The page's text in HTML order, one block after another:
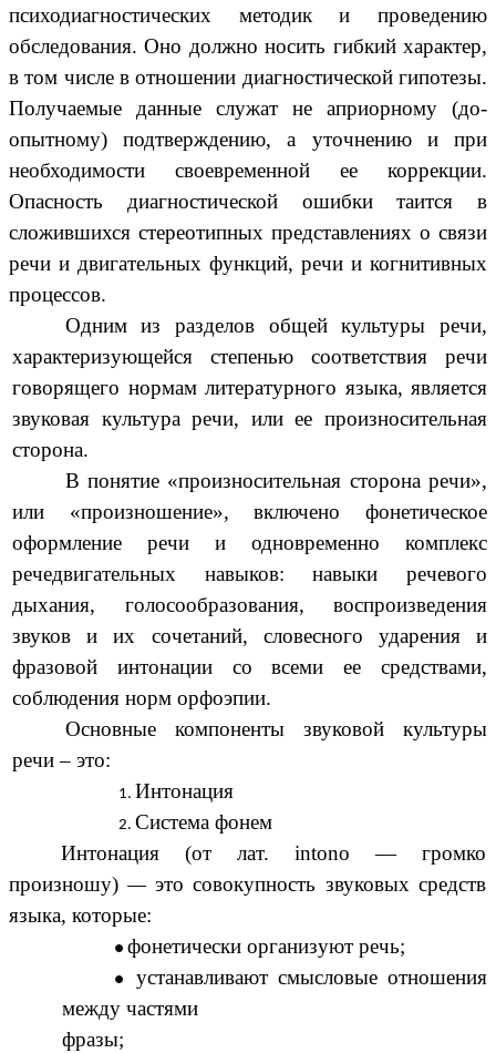
психодиагностических методик и проведению
обследования. Оно должно носить гибкий характер,
в том числе в отношении диагностической гипотезы.
Получаемые данные служат не априорному (до-
опытному) подтверждению, а уточнению и при
необходимости своевременной ее коррекции.
Опасность диагностической ошибки таится в
сложившихся стереотипных представлениях о связи
речи и двигательных функций, речи и когнитивных
процессов.
Одним из разделов общей культуры речи,
характеризующейся степенью соответствия речи
говорящего нормам литературного языка, является
звуковая культура речи, или ее произносительная
сторона.
В понятие «произносительная сторона речи»,
или «произношение», включено фонетическое
оформление речи и одновременно комплекс
речедвигательных навыков: навыки речевого
дыхания, голосообразования, воспроизведения
звуков и их сочетаний, словесного ударения и
фразовой интонации со всеми ее средствами,
соблюдения норм орфоэпии.
Основные компоненты звуковой культуры
речи – это:
Интонация
Система фонем
Интонация (от лат. intono — громко
произношу) —это совокупность звуковых средств
языка, которые:
фонетически организуют речь;
устанавливают смысловые отношения
между частями
фразы;